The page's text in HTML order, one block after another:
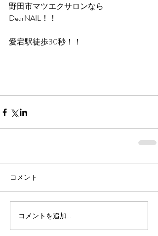
野田市マツエクサロンなら
DearNAIL！！
愛宕駅徒歩30秒！！
コメント
コメントを追加…